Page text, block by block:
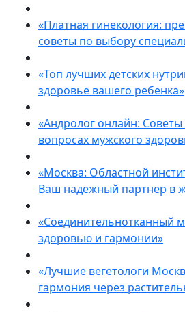
«Платная гинекология:
советы по выбору
«Топ лучших детских
здоровье вашего ребенка»
«Андролог онлайн:
вопросах мужского
«Москва: Областной
Ваш надежный партнер в
«Соединительнотканный
здоровью и гармонии»
«Лучшие вегетологи
гармония через